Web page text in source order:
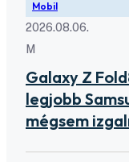
Mobil
2026.08.06.
M
Galaxy Z
legjobb
mégsem